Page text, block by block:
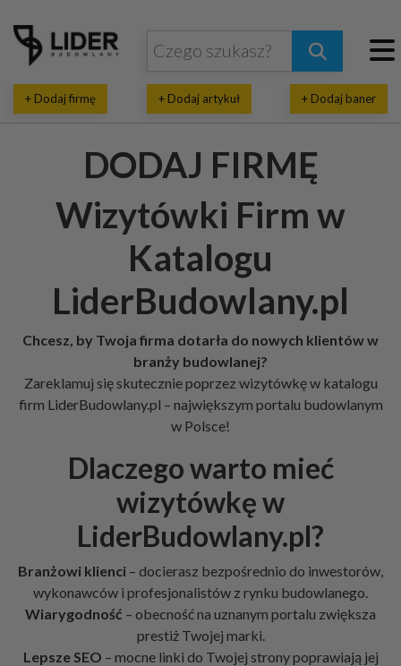
+ Dodaj firmę + Dodaj artykuł + Dodaj baner
DODAJ FIRMĘ
Wizytówki Firm w
Katalogu
LiderBudowlany.pl
Chcesz, by Twoja firma dotarła do nowych klientów w
branży budowlanej?
Zareklamuj się skutecznie poprzez wizytówkę w katalogu
firm LiderBudowlany.pl – największym portalu budowlanym
w Polsce!
Dlaczego warto mieć
wizytówkę w
LiderBudowlany.pl?
Branżowi klienci – docierasz bezpośrednio do inwestorów,
wykonawców i profesjonalistów z rynku budowlanego.
Wiarygodność – obecność na uznanym portalu zwiększa
prestiż Twojej marki.
Lepsze SEO – mocne linki do Twojej strony poprawiają jej